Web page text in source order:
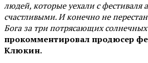
людей, которые уехали с фестиваля
счастливыми. И конечно не
Бога за три потрясающих
прокомментировал продюсер
Клюкин.